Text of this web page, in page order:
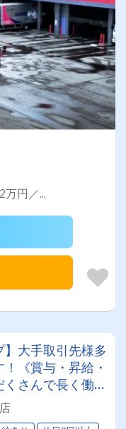
円／...
】大手取引先様多
《賞与・昇給・
さんで長く働け
験ＯＫ★仕事と
す♪【紹介者制